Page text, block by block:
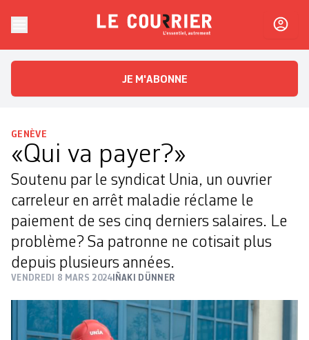
Le CourrierL'essentiel, autrement
JE M'ABONNE
GENÈVE
«Qui va payer?»
Soutenu par le syndicat Unia, un ouvrier
carreleur en arrêt maladie réclame le
paiement de ses cinq derniers salaires. Le
problème? Sa patronne ne cotisait plus
depuis plusieurs années.
VENDREDI 8 MARS 2024IÑAKI DÜNNER